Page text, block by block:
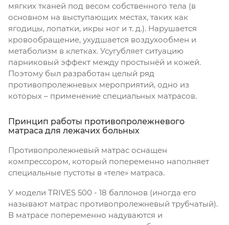
мягких тканей под весом собственного тела (в
основном на выступающих местах, таких как
ягодицы, лопатки, икры ног и т. д.). Нарушается
кровообращение, ухудшается воздухообмен и
метаболизм в клетках. Усугубляет ситуацию
парниковый эффект между простынёй и кожей.
Поэтому был разработан целый ряд
противопролежневых мероприятий, одно из
которых – применение специальных матрасов.
Принцип работы противопролежневого
матраса для лежачих больных
Противопролежневый матрас оснащен
компрессором, который попеременно наполняет
специальные пустоты в «теле» матраса.
У модели TRIVES 500 - 18 баллонов (иногда его
называют матрас противопролежневый трубчатый).
В матрасе попеременно надуваются и